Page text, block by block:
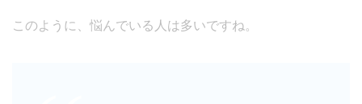
このように、悩んでいる人は多いですね。